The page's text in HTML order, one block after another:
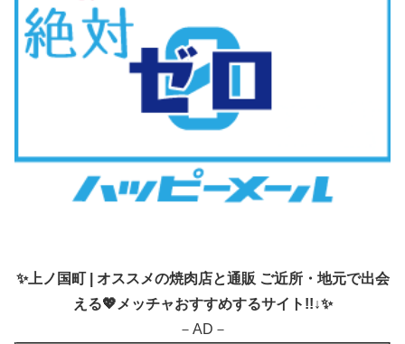
✨上ノ国町 | オススメの焼肉店と通販 ご近所・地元で出会
える💖メッチャおすすめするサイト!!↓✨
－AD－